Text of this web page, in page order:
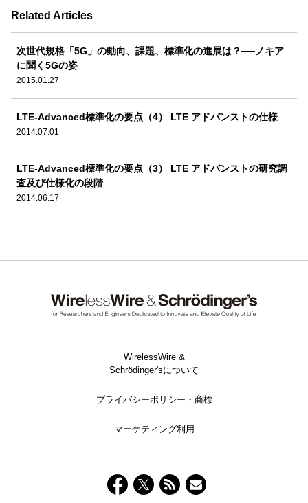
Related Articles
次世代規格「5G」の動向、課題、標準化の進展は？──ノキア
に聞く5Gの姿
2015.01.27
LTE-Advanced標準化の要点（4） LTE アドバンストの仕様
2014.07.01
LTE-Advanced標準化の要点（3） LTE アドバンストの研究調
査及び仕様化の段階
2014.06.17
WirelessWire &
Schrödinger'sについて
プライバシーポリシー・商標
マーケティング利用